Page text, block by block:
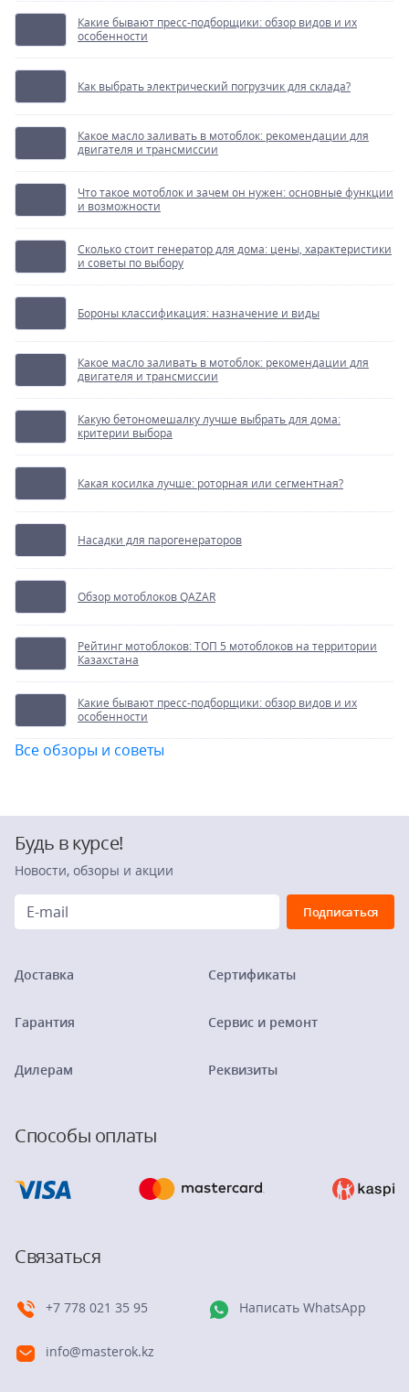
Какие бывают пресс-подборщики: обзор видов и их
особенности
Как выбрать электрический погрузчик для склада?
Какое масло заливать в мотоблок: рекомендации для
двигателя и трансмиссии
Что такое мотоблок и зачем он нужен: основные функции
и возможности
Сколько стоит генератор для дома: цены, характеристики
и советы по выбору
Бороны классификация: назначение и виды
Какое масло заливать в мотоблок: рекомендации для
двигателя и трансмиссии
Какую бетономешалку лучше выбрать для дома:
критерии выбора
Какая косилка лучше: роторная или сегментная?
Насадки для парогенераторов
Обзор мотоблоков QAZAR
Рейтинг мотоблоков: ТОП 5 мотоблоков на территории
Казахстана
Какие бывают пресс-подборщики: обзор видов и их
особенности
Все обзоры и советы
Будь в курсе!
Новости, обзоры и акции
Доставка
Гарантия
Дилерам
Сертификаты
Сервис и ремонт
Реквизиты
Способы оплаты
Связаться
+7 778 021 35 95 Написать WhatsApp
info@masterok.kz